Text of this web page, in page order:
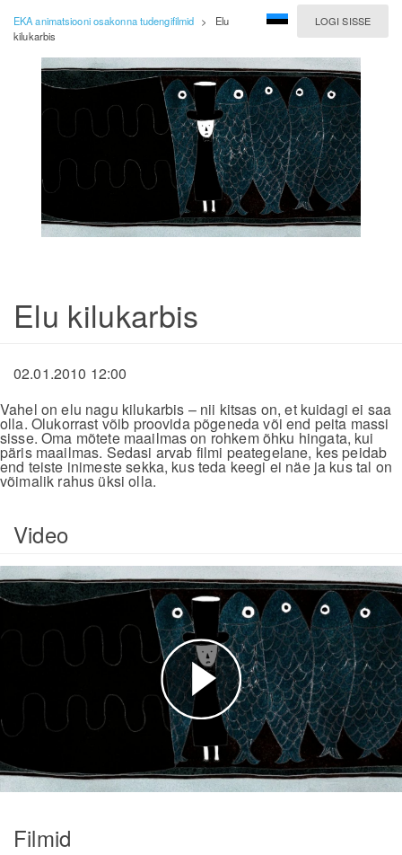
LOGI SISSE
EKA animatsiooni osakonna tudengifilmid >
Elu
kilukarbis
Elu kilukarbis
02.01.2010 12:00
Vahel on elu nagu kilukarbis – nii kitsas on, et kuidagi ei saa
olla. Olukorrast võib proovida põgeneda või end peita massi
sisse. Oma mõtete maailmas on rohkem õhku hingata, kui
päris maailmas. Sedasi arvab filmi peategelane, kes peidab
end teiste inimeste sekka, kus teda keegi ei näe ja kus tal on
võimalik rahus üksi olla.
Video
Esita
video
Filmid